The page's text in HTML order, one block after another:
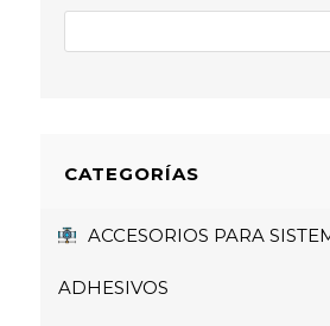
CATEGORÍAS
ACCESORIOS PARA
ADHESIVOS